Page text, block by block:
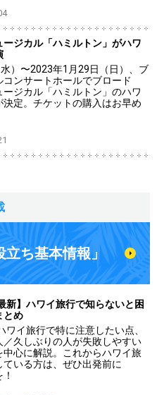
ージカル「ハミルトン」がハワ
）〜2023年1月29日（日）、ブ
コンサートホールでブロード
ージカル「ハミルトン」のハワ
決定。チケットの購入はお早め
立ち基本情報」
新】ハワイ旅行で知らないと困
とめ
ワイ旅行で特に注意したい点、
／久しぶりの人が失敗しやすい
中心に解説。これからハワイ旅
ている方は、ぜひ出発前に